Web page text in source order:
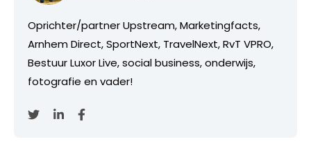
Oprichter/partner Upstream, Marketingfacts,
Arnhem Direct, SportNext, TravelNext, RvT VPRO,
Bestuur Luxor Live, social business, onderwijs,
fotografie en vader!